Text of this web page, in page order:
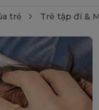
trẻ Trẻ tập đi &